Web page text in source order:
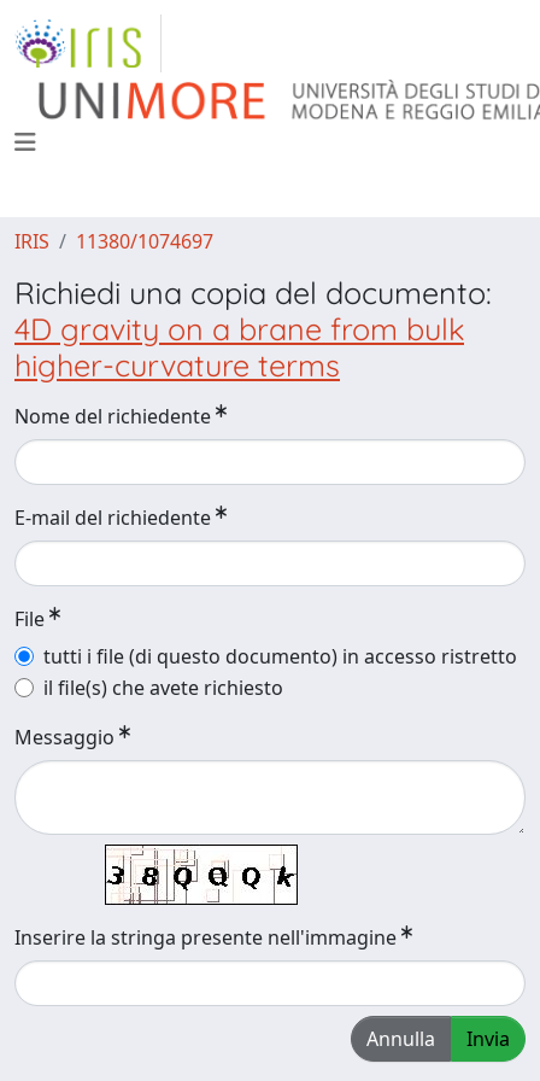
IRIS 11380/1074697
Richiedi una copia del documento:
4D gravity on a brane from bulk
higher-curvature terms
Nome del richiedente
E-mail del richiedente
File
tutti i file (di questo documento) in accesso ristretto
il file(s) che avete richiesto
Messaggio
Inserire la stringa presente nell'immagine
Annulla Invia